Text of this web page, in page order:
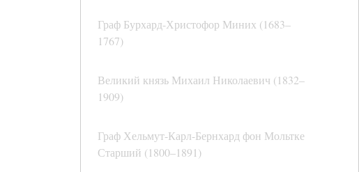
Граф Бурхард-Христофор Миних (1683–
1767)
Великий князь Михаил Николаевич (1832–
1909)
Граф Хельмут-Карл-Бернхард фон Мольтке
Старший (1800–1891)